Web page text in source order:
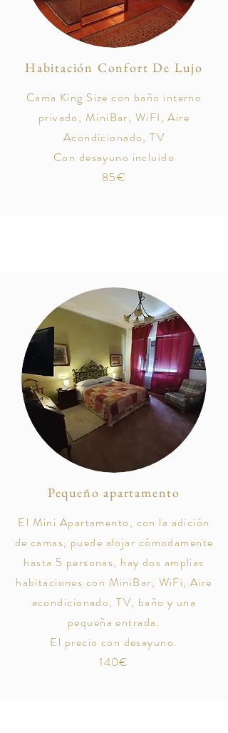
Habitación Confort De Lujo
Cama King Size con baño interno
privado, MiniBar, WiFI, Aire
Acondicionado, TV
Con desayuno incluido
85€
Pequeño apartamento
El Mini Apartamento, con la adición
de camas, puede alojar cómodamente
hasta 5 personas, hay dos amplias
habitaciones con MiniBar, WiFi, Aire
acondicionado, TV, baño y una
pequeña entrada.
El precio con desayuno.
140€